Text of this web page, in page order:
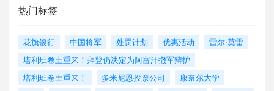
热门标签
花旗银行 中国将军 处罚计划 优惠活动
雷尔·莫雷
塔利班卷土重来！拜登仍决定为阿富汗撤军辩护
塔利班卷土重来！
多米尼恩投票公司
康奈尔大学